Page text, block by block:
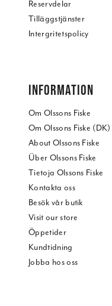
Reservdelar
Tilläggstjänster
Intergritetspolicy
INFORMATION
Om Olssons Fiske
Om Olssons Fiske (DK)
About Olssons Fiske
Über Olssons Fiske
Tietoja Olssons Fiske
Kontakta oss
Besök vår butik
Visit our store
Öppetider
Kundtidning
Jobba hos oss